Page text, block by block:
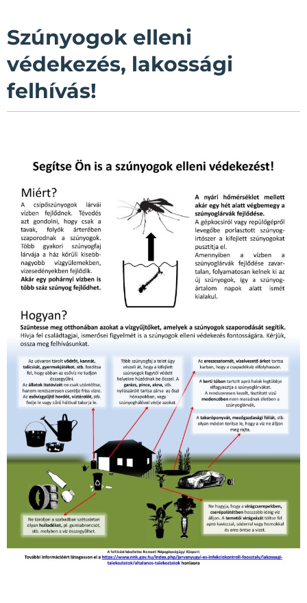
Szúnyogok elleni
védekezés, lakossági
felhívás!